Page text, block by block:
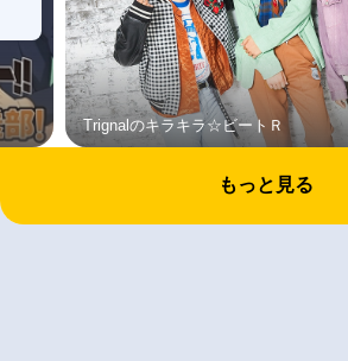
Trignalのキラキラ☆ビートＲ
もっと見る